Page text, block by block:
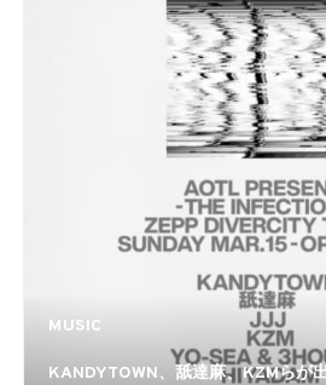
MUSIC
KANDYTOWN、舐達麻、KZMらが